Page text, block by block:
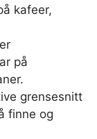
kafeer,
på
grensesnitt
finne og